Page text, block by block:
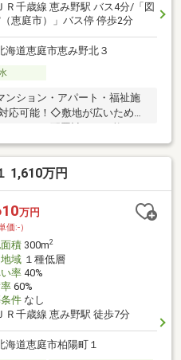
Ｒ千歳線 恵み野駅 バス4分/「図
恵庭市）」バス停 停歩2分
海道恵庭市恵み野北３
ション・アパート・福祉施
応可能！◇敷地が広いため、
ちろん、近隣には専門学校も
ファミリー層まで幅広い需要
・コンビニ・ドラッグスト
活利便施設が充実！毎日の暮
物ありですが、更地渡しのた
スタートできます！※南西側
現地確認下さい。
1,610万円
万円
価:-）
積300m2
域１種低層
率40%
60%
件なし
ＪＲ千歳線 恵み野駅 徒歩7分
海道恵庭市柏陽町１